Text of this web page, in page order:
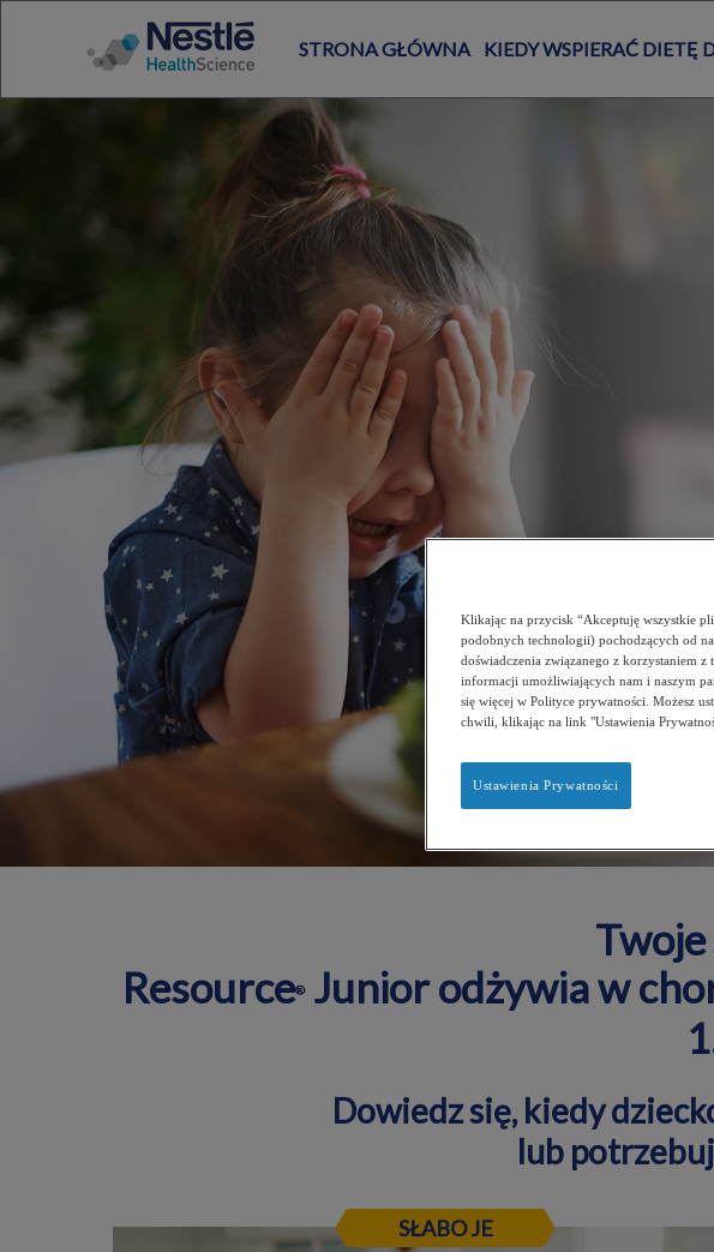
STRONA GŁÓWNA KIEDY WSPIERAĆ DIETĘ
Resource®Junior odżywia w
Dowiedz się, kiedy
lub
SŁABO JE
Klikając na przycisk “Akceptuję wszystkie
podobnych technologii) pochodzących od
doświadczenia związanego z korzystaniem
informacji umożliwiających nam i naszym
się więcej w Polityce prywatności. Możesz
chwili, klikając na link "Ustawienia
Ustawienia Prywatności